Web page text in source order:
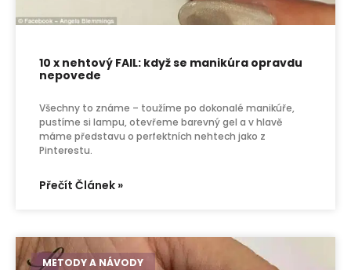
10 x nehtový FAIL: když se manikúra opravdu
nepovede
Všechny to známe – toužíme po dokonalé manikúře,
pustíme si lampu, otevřeme barevný gel a v hlavě
máme představu o perfektních nehtech jako z
Pinterestu.
Přečít Článek »
METODY A NÁVODY